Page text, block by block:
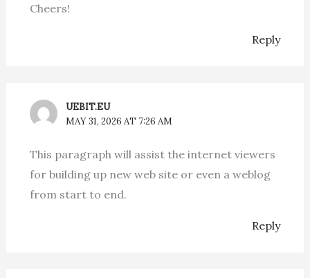
Cheers!
Reply
UEBIT.EU
MAY 31, 2026 AT 7:26 AM
This paragraph will assist the internet viewers
for building up new web site or even a weblog
from start to end.
Reply